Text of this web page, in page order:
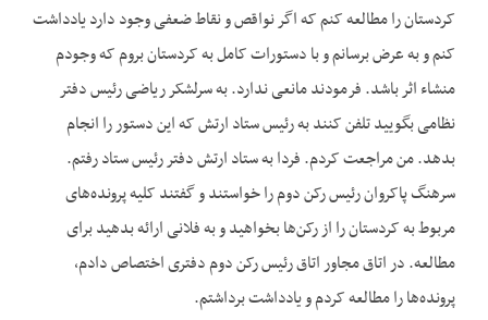
کردستان را مطالعه کنم که اگر نواقص و نقاط ضعفی وجود دارد یادداشت
کنم و به عرض برسانم و با دستورات کامل به کردستان بروم که وجودم
منشاء اثر باشد. فرمودند مانعی ندارد. به سرلشکر ریاضی رئیس دفتر
نظامی بگویید تلفن کنند به رئیس ستاد ارتش که این دستور را انجام
بدهد. من مراجعت کردم. فردا به ستاد ارتش دفتر رئیس ستاد رفتم.
سرهنگ پاکروان رئیس رکن دوم را خواستند و گفتند کلیه پرونده‌های
مربوط به کردستان را از رکن‌ها بخواهید و به فلانی ارائه بدهید برای
مطالعه. در اتاق مجاور اتاق رئیس رکن دوم دفتری اختصاص دادم،
پرونده‌ها را مطالعه کردم و یادداشت برداشتم.